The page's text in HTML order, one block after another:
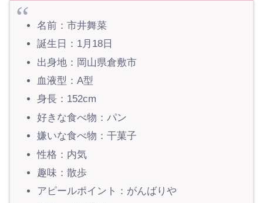
名前：市井舞菜
誕生日：1月18日
出身地：岡山県倉敷市
血液型：A型
身長：152cm
好きな食べ物：パン
嫌いな食べ物：干菓子
性格：内気
趣味：散歩
アピールポイント：がんばりや